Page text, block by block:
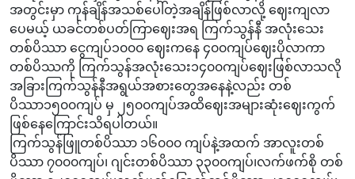
အတွင်းမှာ ကုန်ချိန်အသစ်ပေါ်တဲ့အချိန်ဖြစ်လာလို့ ဈေးကျလာ
ပေမယ့် ယခင်တစ်ပတ်ကြာဈေးအရ ကြက်သွန်နီ အလုံးသေး
တစ်ပိဿာ ငွေကျပ်၁၀၀၀ ဈေးကနေ ၄၀‌၀ကျပ်ဈေးပိုလာကာ
တစ်ပိဿကို ကြက်သွန်အလုံးသေး၁၄၀၀ကျပ်ဈေးဖြစ်လာသလို
အခြားကြက်သွန်နီအရွယ်အစားတွေအနေနဲ့လည်း တစ်
ပိဿာ၁၅၀၀ကျပ် မှ ၂၅၀၀ကျပ်အထိဈေးအများဆုံးဈေးကွက်
ဖြစ်နေကြောင်းသိရပါတယ်။
ကြက်သွန်ဖြူတစ်ပိဿာ ၁၆၀၀၀ ကျပ်နဲ့အထက် အာလူးတစ်
ပိဿာ ၇၀၀၀ကျပ်၊ ဂျင်းတစ်ပိဿာ ၃၃၀၀ကျပ်၊လက်ဖက်စို တစ်